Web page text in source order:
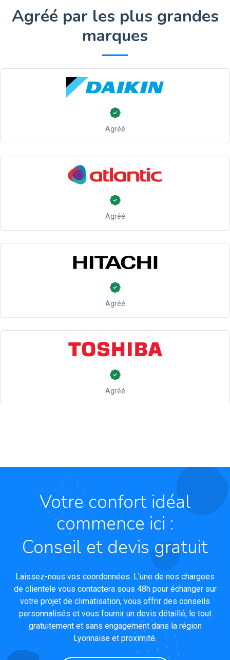
Agréé par les plus grandes
marques
Agréé
Agréé
Agréé
Agréé
Votre confort idéal
commence ici :
Conseil et devis gratuit
Laissez-nous vos coordonnées. L'une de nos chargees
de clientele vous contactera sous 48h pour échanger sur
votre projet de climatisation, vous offrir des conseils
personnalisés et vous fournir un devis détaillé, le tout
gratuitement et sans engagement dans la région
Lyonnaise et proximité.